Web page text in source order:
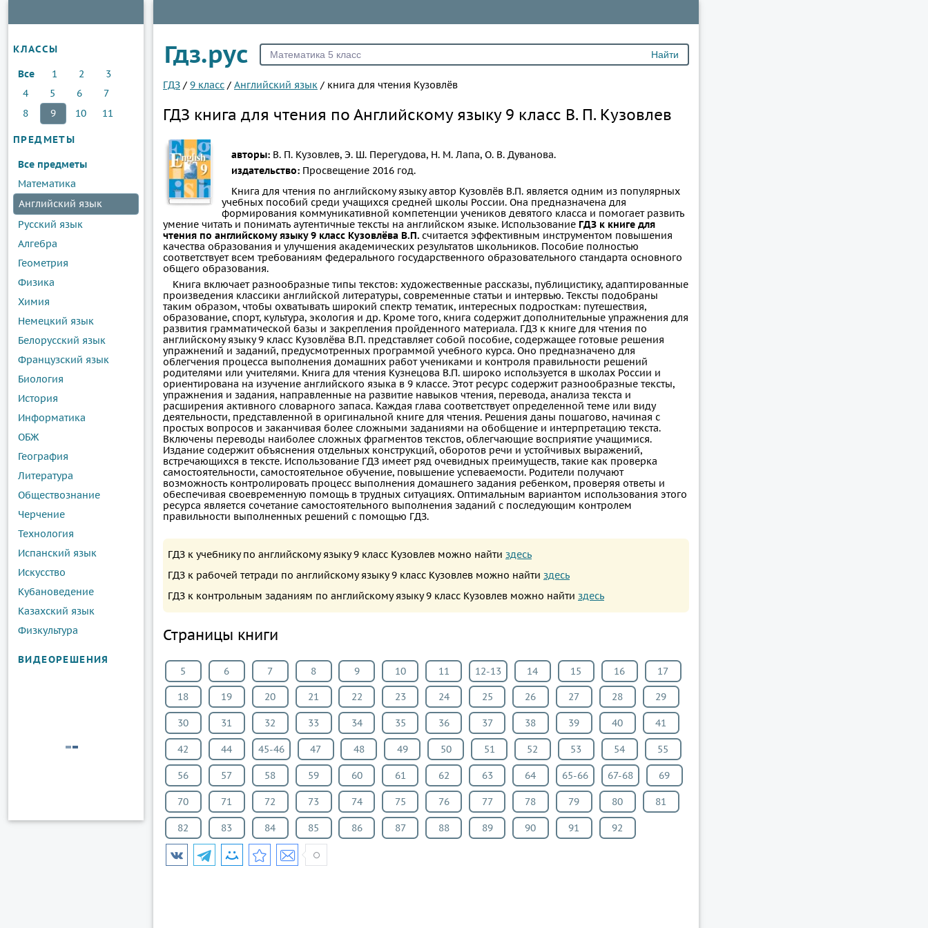
КЛАССЫ
Все
1 2
3
4
5 6
7
8
9 10 11
ПРЕДМЕТЫ
Все предметы
Математика
Английский язык
Русский язык
Алгебра
Геометрия
Физика
Химия
Немецкий язык
Белорусский язык
Французский язык
Биология
История
Информатика
ОБЖ
География
Литература
Обществознание
Черчение
Технология
Испанский язык
Искусство
Кубановедение
Казахский язык
Физкультура
ВИДЕОРЕШЕНИЯ
Гдз.рус
ГДЗ / 9 класс / Английский язык / книга для чтения Кузовлёв
ГДЗ книга для чтения по Английскому языку 9 класс В. П. Кузовлев
авторы: В. П. Кузовлев, Э. Ш. Перегудова, Н. М. Лапа, О. В. Дуванова.
издательство: Просвещение 2016 год.
Книга для чтения по английскому языку автор Кузовлёв В.П. является одним из популярных
учебных пособий среди учащихся средней школы России. Она предназначена для
формирования коммуникативной компетенции учеников девятого класса и помогает развить
умение читать и понимать аутентичные тексты на английском языке. Использование ГДЗ к книге для
чтения по английскому языку 9 класс Кузовлёва В.П. считается эффективным инструментом повышения
качества образования и улучшения академических результатов школьников. Пособие полностью
соответствует всем требованиям федерального государственного образовательного стандарта основного
общего образования.
Книга включает разнообразные типы текстов: художественные рассказы, публицистику, адаптированные
произведения классики английской литературы, современные статьи и интервью. Тексты подобраны
таким образом, чтобы охватывать широкий спектр тематик, интересных подросткам: путешествия,
образование, спорт, культура, экология и др. Кроме того, книга содержит дополнительные упражнения для
развития грамматической базы и закрепления пройденного материала. ГДЗ к книге для чтения по
английскому языку 9 класс Кузовлёва В.П. представляет собой пособие, содержащее готовые решения
упражнений и заданий, предусмотренных программой учебного курса. Оно предназначено для
облегчения процесса выполнения домашних работ учениками и контроля правильности решений
родителями или учителями. Книга для чтения Кузнецова В.П. широко используется в школах России и
ориентирована на изучение английского языка в 9 классе. Этот ресурс содержит разнообразные тексты,
упражнения и задания, направленные на развитие навыков чтения, перевода, анализа текста и
расширения активного словарного запаса. Каждая глава соответствует определенной теме или виду
деятельности, представленной в оригинальной книге для чтения. Решения даны пошагово, начиная с
простых вопросов и заканчивая более сложными заданиями на обобщение и интерпретацию текста.
Включены переводы наиболее сложных фрагментов текстов, облегчающие восприятие учащимися.
Издание содержит объяснения отдельных конструкций, оборотов речи и устойчивых выражений,
встречающихся в тексте. Использование ГДЗ имеет ряд очевидных преимуществ, такие как проверка
самостоятельности, самостоятельное обучение, повышение успеваемости. Родители получают
возможность контролировать процесс выполнения домашнего задания ребенком, проверяя ответы и
обеспечивая своевременную помощь в трудных ситуациях. Оптимальным вариантом использования этого
ресурса является сочетание самостоятельного выполнения заданий с последующим контролем
правильности выполненных решений с помощью ГДЗ.
ГДЗ к учебнику по английскому языку 9 класс Кузовлев можно найти здесь
ГДЗ к рабочей тетради по английскому языку 9 класс Кузовлев можно найти здесь
ГДЗ к контрольным заданиям по английскому языку 9 класс Кузовлев можно найти здесь
Страницы книги
5 6 7 8 9 10 11 12-13 14 15 16 17
18 19 20 21 22 23 24 25 26 27 28 29
30 31 32 33 34 35 36 37 38 39 40 41
42 44 45-46 47 48 49 50 51 52 53 54 55
56 57 58 59 60 61 62 63 64 65-66 67-68 69
70 71 72 73 74 75 76 77 78 79 80 81
82 83 84 85 86 87 88 89 90 91 92